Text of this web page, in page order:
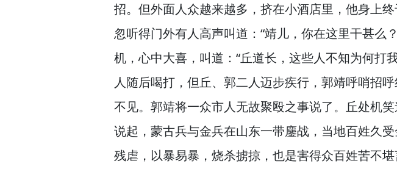
招。 但外面人众越来越多， 挤在小酒店里， 他身上终
忽听得门外有人高声叫道：“靖儿， 你在这里干甚么
机，心中大喜， 叫道：“丘道长， 这些人不知为何打
人随后喝打， 但丘、郭二人迈步疾行， 郭靖呼哨招呼
不见。 郭靖将一众市人无故聚殴之事说了。 丘处机笑
说起， 蒙古兵与金兵在山东一带鏖战， 当地百姓久受
残虐， 以暴易暴， 烧杀掳掠， 也是害得众百姓苦不堪